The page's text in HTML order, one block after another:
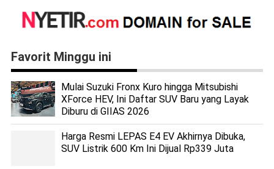
Favorit Minggu ini
Mulai Suzuki Fronx Kuro hingga Mitsubishi
XForce HEV, Ini Daftar SUV Baru yang Layak
Diburu di GIIAS 2026
Harga Resmi LEPAS E4 EV Akhirnya Dibuka,
SUV Listrik 600 Km Ini Dijual Rp339 Juta